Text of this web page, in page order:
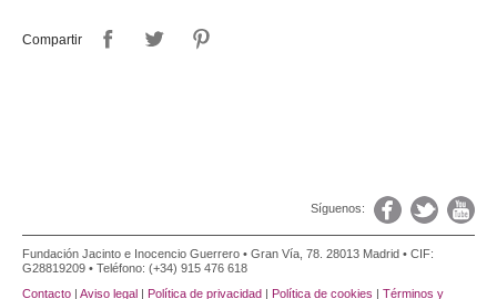
Compartir
Síguenos:
Fundación Jacinto e Inocencio Guerrero • Gran Vía, 78. 28013 Madrid • CIF:
G28819209 • Teléfono: (+34) 915 476 618
Contacto | Aviso legal | Política de privacidad | Política de cookies | Términos y